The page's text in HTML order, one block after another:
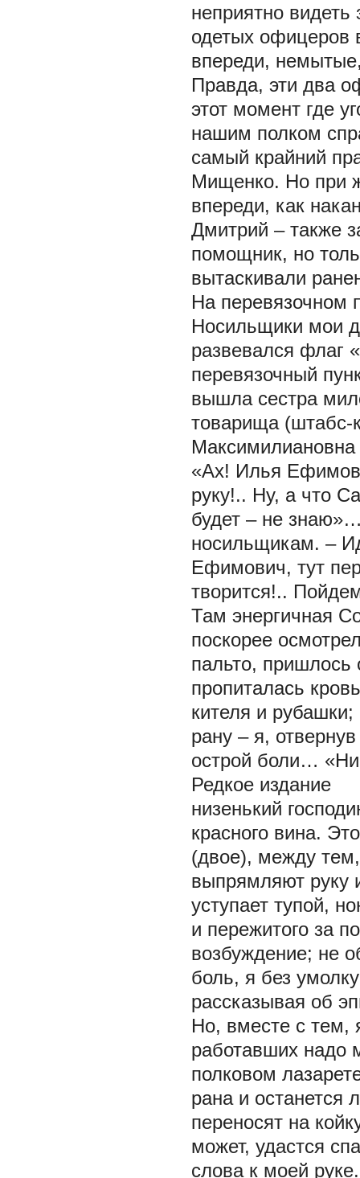
неприятно видеть
одетых офицеров
впереди,
Правда, эти два
этот момент где
нашим полком
самый крайний
Мищенко. Но при
впереди, как
Дмитрий – также
помощник, но
вытаскивали
На перевязочном
Носильщики мои
развевался флаг
перевязочный
вышла сестра
товарища (штабс-
Максимилиановна
«Ах! Илья
руку!.. Ну, а что
будет – не
носильщикам. –
Ефимович, тут
творится!..
Там энергичная
поскорее
пальто, пришлось
пропиталась
кителя и
рану – я,
острой боли…
Редкое издание
низенький
красного вина.
(двое), между
выпрямляют руку
уступает тупой,
и пережитого за
возбуждение; не
боль, я без
рассказывая об
Но, вместе с тем,
работавших надо
полковом
рана и останется
переносят на
может, удастся
слова к моей